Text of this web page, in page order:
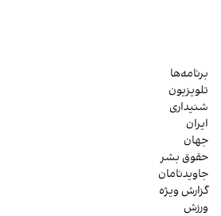
برنامه‌ها
تلویزیون
شنیداری
ایران
جهان
حقوق بشر
جاویدنامان
گزارش ویژه
ورزش